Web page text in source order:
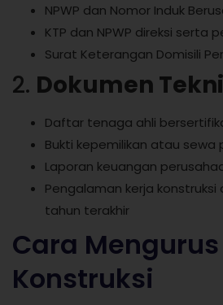
NPWP dan Nomor Induk
KTP dan NPWP direksi serta
Surat Keterangan Domisili
2. Dokumen
Daftar tenaga ahli
Bukti kepemilikan atau sewa
Laporan keuangan
Pengalaman kerja
tahun terakhir
Cara Mengurus
Konstruksi